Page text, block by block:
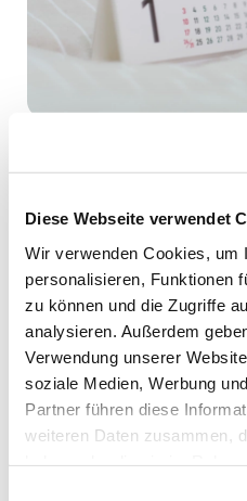
Diese Webseite verwendet
Wir verwenden Cookies, um
personalisieren, Funktionen
zu können und die Zugriffe
analysieren. Außerdem
Verwendung unserer
soziale Medien, Werbung
Partner führen diese
weiteren Daten zusammen,
Freitag, 27.
- 17:30 Uhr
Bonifatiushaus
Neuenberger
Leitung: Diakon
Liturgie (Fulda)